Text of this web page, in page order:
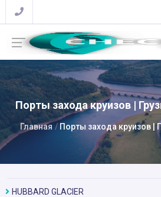
Порты захода круизов |
Главная Порты захода круизов |
HUBBARD GLACIER